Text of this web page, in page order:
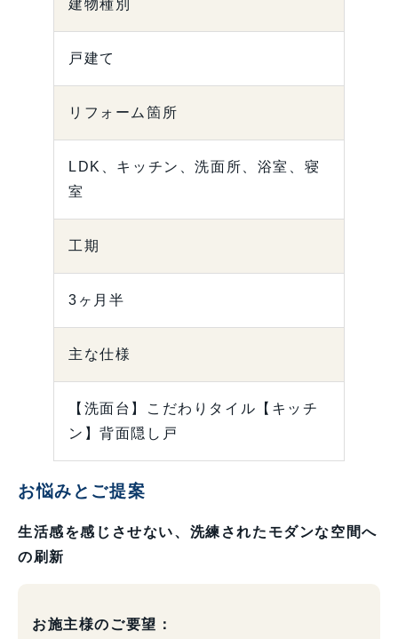
建物種別
戸建て
リフォーム箇所
LDK、キッチン、洗面所、浴室、寝
室
工期
3ヶ月半
主な仕様
【洗面台】こだわりタイル【キッチ
ン】背面隠し戸
お悩みとご提案
生活感を感じさせない、洗練されたモダンな空間へ
の刷新
お施主様のご要望：